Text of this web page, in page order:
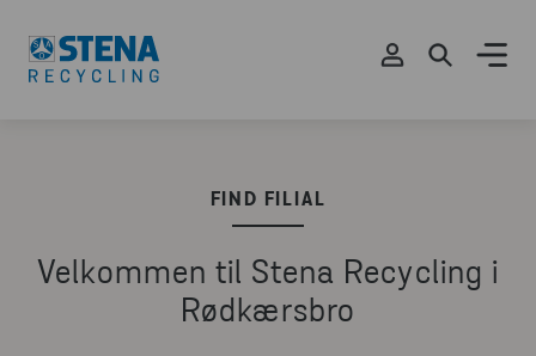
FIND FILIAL
Velkommen til Stena Recycling i
Rødkærsbro